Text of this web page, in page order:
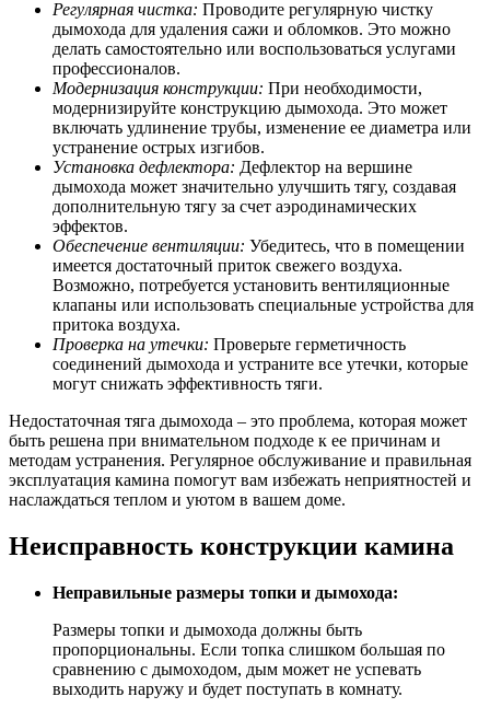
Регулярная чистка: Проводите регулярную чистку
дымохода для удаления сажи и обломков. Это можно
делать самостоятельно или воспользоваться услугами
профессионалов.
Модернизация конструкции: При необходимости,
модернизируйте конструкцию дымохода. Это может
включать удлинение трубы, изменение ее диаметра или
устранение острых изгибов.
Установка дефлектора: Дефлектор на вершине
дымохода может значительно улучшить тягу, создавая
дополнительную тягу за счет аэродинамических
эффектов.
Обеспечение вентиляции: Убедитесь, что в помещении
имеется достаточный приток свежего воздуха.
Возможно, потребуется установить вентиляционные
клапаны или использовать специальные устройства для
притока воздуха.
Проверка на утечки: Проверьте герметичность
соединений дымохода и устраните все утечки, которые
могут снижать эффективность тяги.
Недостаточная тяга дымохода – это проблема, которая может
быть решена при внимательном подходе к ее причинам и
методам устранения. Регулярное обслуживание и правильная
эксплуатация камина помогут вам избежать неприятностей и
наслаждаться теплом и уютом в вашем доме.
Неисправность конструкции камина
Неправильные размеры топки и дымохода:
Размеры топки и дымохода должны быть
пропорциональны. Если топка слишком большая по
сравнению с дымоходом, дым может не успевать
выходить наружу и будет поступать в комнату.